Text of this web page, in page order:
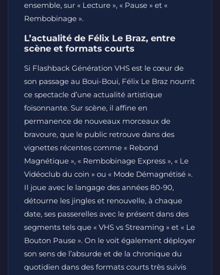
ensemble, sur « Lecture », « Pause » et «
Rembobinage ».
L’actualité de Félix Le Braz, entre
scène et formats courts
Si Flashback Génération VHS est le cœur de
son passage au Boui-Boui, Félix Le Braz nourrit
ce spectacle d’une actualité artistique
foisonnante. Sur scène, il affine en
permanence de nouveaux morceaux de
bravoure, que le public retrouve dans des
vignettes récentes comme « Rebond
Magnétique », « Rembobinage Express », « Le
Vidéoclub du coin » ou « Mode Démagnétisé ».
Il joue avec le langage des années 80-90,
détourne les jingles et renouvelle, à chaque
date, ses passerelles avec le présent dans des
segments tels que « VHS vs Streaming » et « Le
Bouton Pause ». On le voit également déployer
son sens de l’absurde et de la chronique du
quotidien dans des formats courts très suivis